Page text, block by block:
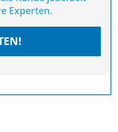
Experten.